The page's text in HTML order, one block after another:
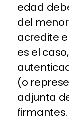
edad
del
acredite
es el
(o
adjunta
firmantes.